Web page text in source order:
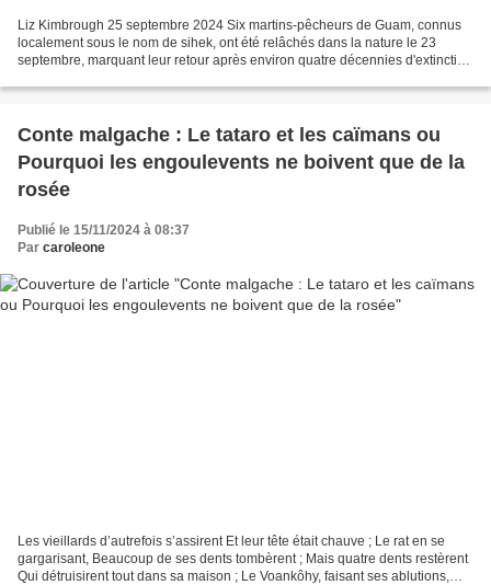
Liz Kimbrough 25 septembre 2024 Six martins-pêcheurs de Guam, connus
localement sous le nom de sihek, ont été relâchés dans la nature le 23
septembre, marquant leur retour après environ quatre décennies d'extinction
Conte malgache : Le tataro et les caïmans ou
Pourquoi les engoulevents ne boivent que de la
rosée
Publié le 15/11/2024 à 08:37
Par caroleone
Les vieillards d’autrefois s’assirent Et leur tête était chauve ; Le rat en se
gargarisant, Beaucoup de ses dents tombèrent ; Mais quatre dents restèrent
Qui détruisirent tout dans sa maison ; Le Voankôhy, faisant ses ablutions,